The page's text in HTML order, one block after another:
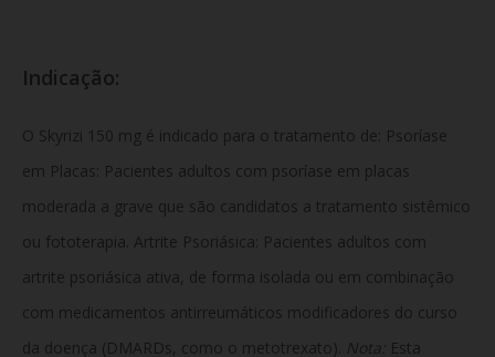
Indicação:
O Skyrizi 150 mg é indicado para o tratamento de: Psoríase
em Placas: Pacientes adultos com psoríase em placas
moderada a grave que são candidatos a tratamento sistêmico
ou fototerapia. Artrite Psoriásica: Pacientes adultos com
artrite psoriásica ativa, de forma isolada ou em combinação
com medicamentos antirreumáticos modificadores do curso
da doença (DMARDs, como o metotrexato). Nota: Esta